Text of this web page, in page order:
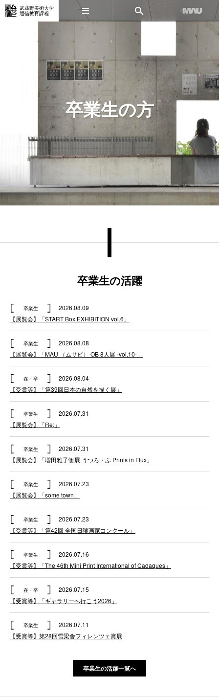
武蔵野美術大学
通信教育課程
卒業生の方
卒業生の活躍
卒業生
2026.08.09
【展覧会】「START Box EXHIBITION vol.6」
卒業生
2026.08.08
【展覧会】「MAU （ムサビ） OB 8人展 -vol.10-」
在・卒
2026.08.04
【受賞等】「第39回日本の自然を描く展」
卒業生
2026.07.31
【展覧会】「Re:」
卒業生
2026.07.31
【展覧会】「増田雅子個展 うつろ・ふ Prints in Flux」
卒業生
2026.07.23
【展覧会】「some town」
卒業生
2026.07.23
【受賞等】「第42回 全国日曜画家コンクール」
卒業生
2026.07.16
【受賞等】「The 46th Mini Print International of Cadaques」
在・卒
2026.07.15
【受賞等】「ギャラリーへ行こう2026」
卒業生
2026.07.11
【受賞等】第28回雪梁舎フィレンツェ賞展
卒業生の活躍一覧へ